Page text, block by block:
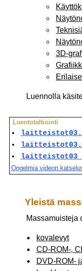
3D-
Luennolla
Luentotaltiointi
Ongelmia videon
Yleistä
Massamuisteja
kovalevyt
CD-ROM-,
DVD-ROM-